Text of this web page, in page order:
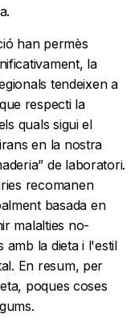
han permès
la
tendeixen a
respecti la
quals sigui el
en la nostra
de laboratori.
recomanen
basada en
malalties no-
amb la dieta i l'estil
En resum, per
poques coses